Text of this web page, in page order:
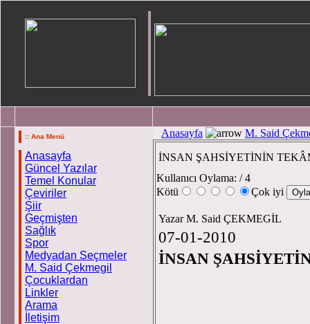
:: Ana Menü
Anasayfa
Güncel Yazılar
Temel Konular
Çeviriler
Şiir
Geçmişten
Sağlık
Spor
Medyadan Seçmeler
M. Said Çekmegil
Çocuklardan
Linkler
Arama
İletişim
Anasayfa M. Said
İNSAN ŞAHSİYETİNİN
Kullanıcı Oylama: / 4
Kötü
Çok iyi
Yazar M. Said ÇEKMEGİL
07-01-2010
İNSAN